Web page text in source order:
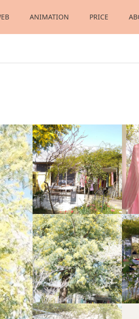
ANIMATION PRICE